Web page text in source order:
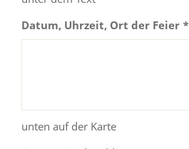
Datum, Uhrzeit, Ort der Feier *
unten auf der Karte